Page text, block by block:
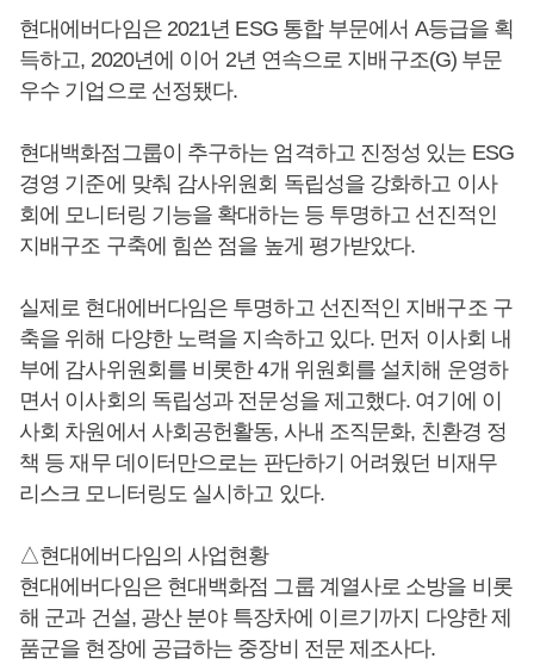
현대에버다임은 2021년 ESG 통합 부문에서 A등급을 획
득하고, 2020년에 이어 2년 연속으로 지배구조(G) 부문
우수 기업으로 선정됐다.
현대백화점그룹이 추구하는 엄격하고 진정성 있는 ESG
경영 기준에 맞춰 감사위원회 독립성을 강화하고 이사
회에 모니터링 기능을 확대하는 등 투명하고 선진적인
지배구조 구축에 힘쓴 점을 높게 평가받았다.
실제로 현대에버다임은 투명하고 선진적인 지배구조 구
축을 위해 다양한 노력을 지속하고 있다. 먼저 이사회 내
부에 감사위원회를 비롯한 4개 위원회를 설치해 운영하
면서 이사회의 독립성과 전문성을 제고했다. 여기에 이
사회 차원에서 사회공헌활동, 사내 조직문화, 친환경 정
책 등 재무 데이터만으로는 판단하기 어려웠던 비재무
리스크 모니터링도 실시하고 있다.
△현대에버다임의 사업현황
현대에버다임은 현대백화점 그룹 계열사로 소방을 비롯
해 군과 건설, 광산 분야 특장차에 이르기까지 다양한 제
품군을 현장에 공급하는 중장비 전문 제조사다.